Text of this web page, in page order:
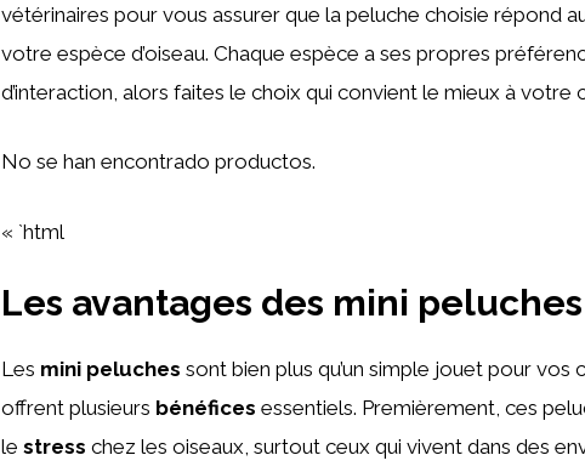
vétérinaires pour vous assurer que la peluche choisie répond
votre espèce d’oiseau. Chaque espèce a ses propres
d’interaction, alors faites le choix qui convient le mieux à votre
No se han encontrado productos.
« `html
Les avantages des mini
Les mini peluches sont bien plus qu’un simple jouet pour vos
offrent plusieurs bénéfices essentiels. Premièrement, ces
le stress chez les oiseaux, surtout ceux qui vivent dans des